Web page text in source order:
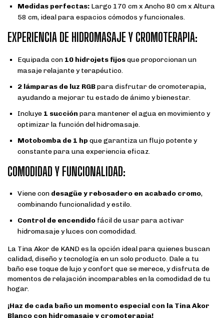
Medidas perfectas: Largo 170 cm x Ancho 80 cm x Altura
58 cm, ideal para espacios cómodos y funcionales.
EXPERIENCIA DE HIDROMASAJE Y CROMOTERAPIA:
Equipada con 10 hidrojets fijosque proporcionan un
masaje relajante y terapéutico.
2 lámparas de luz RGBpara disfrutar de cromoterapia,
ayudando a mejorar tu estado de ánimo y bienestar.
Incluye 1 succión para mantener el agua en movimiento y
optimizar la función del hidromasaje.
Motobomba de 1 hp que garantiza un flujo potente y
constante para una experiencia eficaz.
COMODIDAD Y FUNCIONALIDAD:
Viene con desagüe y rebosadero en acabado cromo,
combinando funcionalidad y estilo.
Control de encendido fácil de usar para activar
hidromasaje y luces con comodidad.
La Tina Akor de KAND es la opción ideal para quienes buscan
calidad, diseño y tecnología en un solo producto. Dale a tu
baño ese toque de lujo y confort que se merece, y disfruta de
momentos de relajación incomparables en la comodidad de tu
hogar.
¡Haz de cada baño un momento especial con la Tina Akor
Blanco con hidromasaje y cromoterapia!